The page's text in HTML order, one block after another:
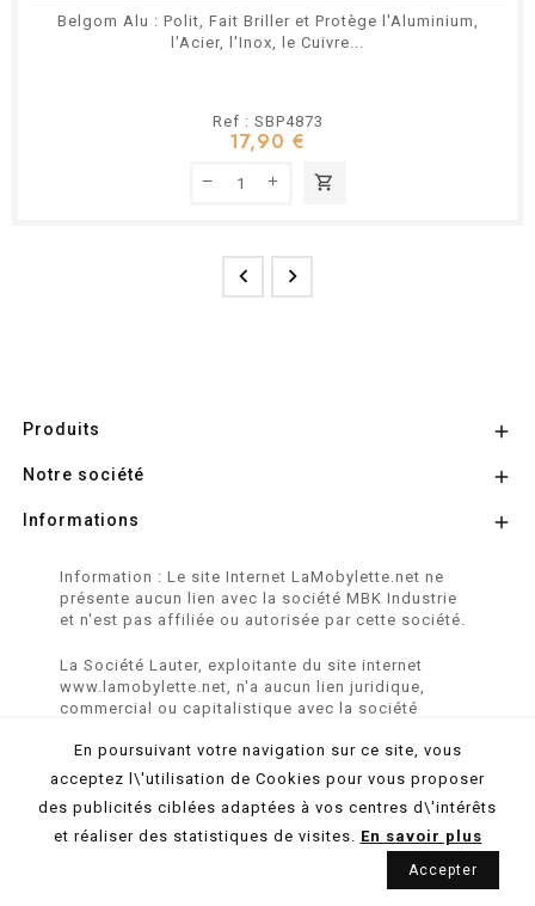
Belgom Alu : Polit, Fait Briller et Protège l'Aluminium,
l'Acier, l'Inox, le Cuivre...
Ref : SBP4873
17,90 €
shopping_cart
 
Produits 
Notre société 
Informations 
Information : Le site Internet LaMobylette.net ne
présente aucun lien avec la société MBK Industrie
et n'est pas affiliée ou autorisée par cette société.
La Société Lauter, exploitante du site internet
www.lamobylette.net, n'a aucun lien juridique,
commercial ou capitalistique avec la société
marques SOLEX, VELOSOLEX, SOLEXINE et E-
SOLEX.
© 2026 LaMobylette.Net - Réalisation : ProduNet Informatique
En poursuivant votre navigation sur ce site, vous
acceptez l\'utilisation de Cookies pour vous proposer
des publicités ciblées adaptées à vos centres d\'intérêts
et réaliser des statistiques de visites. En savoir plus
Accepter